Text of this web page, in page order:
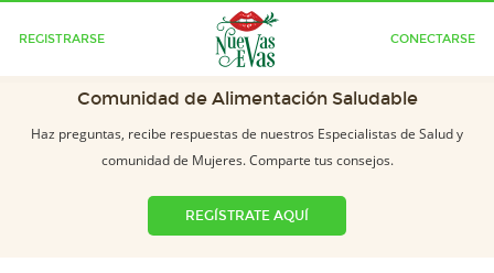
REGISTRARSE CONECTARSE
Comunidad de Alimentación Saludable
Haz preguntas, recibe respuestas de nuestros Especialistas de Salud y
comunidad de Mujeres. Comparte tus consejos.
REGÍSTRATE AQUÍ